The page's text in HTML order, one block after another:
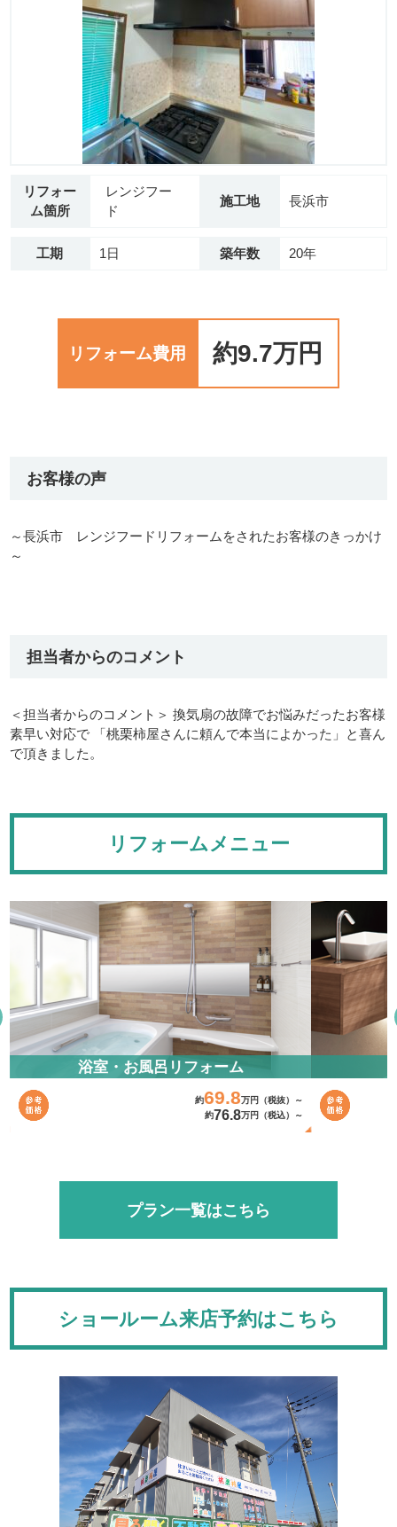
リフォー
ム箇所
レンジフー
ド
施工地 長浜市
工期 1日 築年数 20年
リフォーム費用 約9.7万円
お客様の声
～長浜市 レンジフードリフォームをされたお客様のきっかけ
～
担当者からのコメント
＜担当者からのコメント＞ 換気扇の故障でお悩みだったお客様
素早い対応で 「桃栗柿屋さんに頼んで本当によかった」と喜ん
で頂きました。
リフォームメニュー
浴室・お風呂リフォーム
約69.8万円（税抜）～
約76.8万円（税込）～
プラン一覧はこちら
ショールーム来店予約はこちら